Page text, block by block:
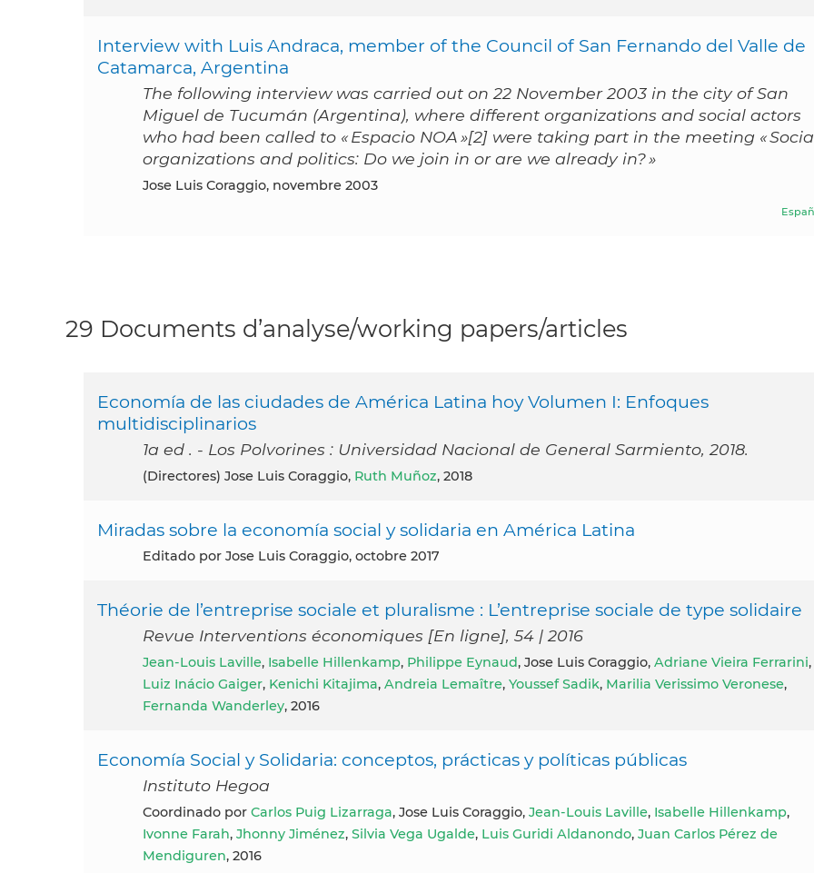
Interview with Luis Andraca, member of the Council of San Fernando del Valle de
Catamarca, Argentina
The following interview was carried out on 22 November 2003 in the city of San
Miguel de Tucumán (Argentina), where different organizations and social actors
who had been called to « Espacio NOA »[2] were taking part in the meeting «
organizations and politics: Do we join in or are we already in? »
Jose Luis Coraggio, novembre 2003
29 Documents d’analyse/working papers/articles
Economía de las ciudades de América Latina hoy Volumen I: Enfoques
multidisciplinarios
1a ed . - Los Polvorines : Universidad Nacional de General Sarmiento, 2018.
(directores) Jose Luis Coraggio, Ruth Muñoz, 2018
Miradas sobre la economía social y solidaria en América Latina
Editado por Jose Luis Coraggio, octobre 2017
Théorie de l’entreprise sociale et pluralisme : L’entreprise sociale de type solidaire
Revue Interventions économiques [En ligne], 54 | 2016
Jean-Louis Laville, Isabelle Hillenkamp, Philippe Eynaud, Jose Luis Coraggio, Adriane Vieira Ferrarini,
Luiz Inácio Gaiger, Kenichi Kitajima, Andreia Lemaître, Youssef Sadik, Marilia Verissimo Veronese,
Fernanda Wanderley, 2016
Economía Social y Solidaria: conceptos, prácticas y políticas públicas
Instituto Hegoa
Coordinado por Carlos Puig Lizarraga, Jose Luis Coraggio, Jean-Louis Laville, Isabelle Hillenkamp,
Ivonne Farah, Jhonny Jiménez, Silvia Vega Ugalde, Luis Guridi Aldanondo, Juan Carlos Pérez de
Mendiguren, 2016